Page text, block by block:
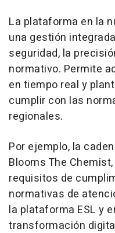
La plataforma en la
una gestión
seguridad, la
normativo. Permite
en tiempo real y
cumplir con las
regionales.
Por ejemplo, la
Blooms The
requisitos de
normativas de
la plataforma ESL y
transformación